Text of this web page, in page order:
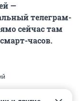
—
телеграм-
сейчас там
часов.